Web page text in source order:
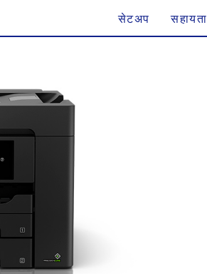
सेटअप सहायता